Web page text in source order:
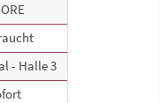
- Halle 3